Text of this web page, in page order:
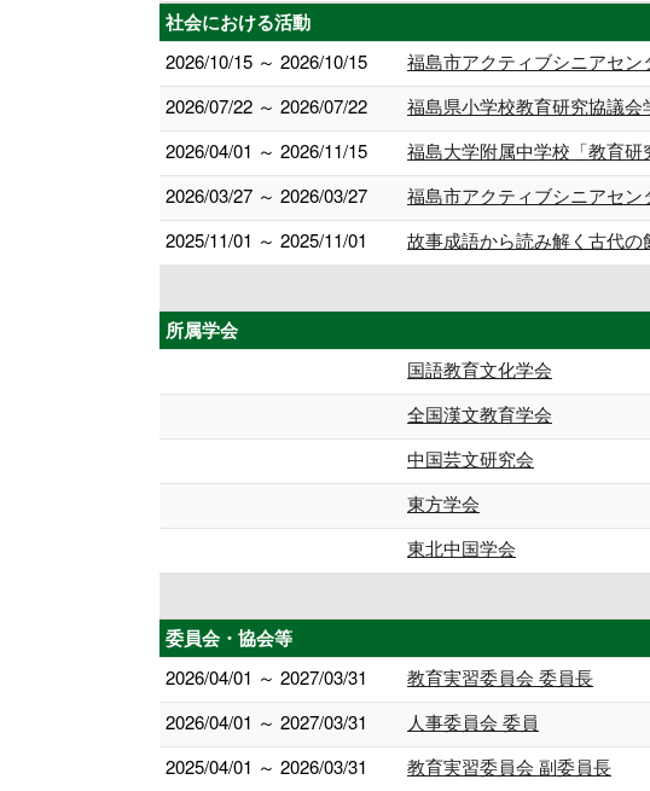
社会における活動
2026/10/15 ～ 2026/10/15
福島市アクティブシニアセ
2026/07/22 ～ 2026/07/22
福島県小学校教育研究協議
2026/04/01 ～ 2026/11/15
福島大学附属中学校「教育
2026/03/27 ～ 2026/03/27
福島市アクティブシニアセン
2025/11/01 ～ 2025/11/01
故事成語から読み解く古代
所属学会
国語教育文化学会
全国漢文教育学会
中国芸文研究会
東方学会
東北中国学会
委員会・協会等
2026/04/01 ～ 2027/03/31
教育実習委員会 委員長
2026/04/01 ～ 2027/03/31
人事委員会 委員
2025/04/01 ～ 2026/03/31
教育実習委員会 副委員長